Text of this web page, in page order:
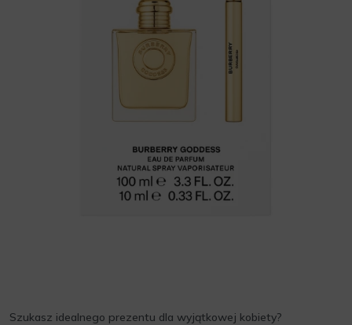
Szukasz idealnego prezentu dla wyjątkowej kobiety?